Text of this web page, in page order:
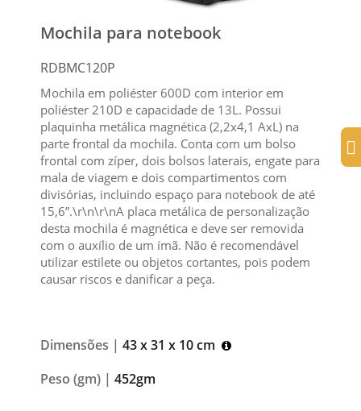
Mochila para notebook
RDBMC120P
Mochila em poliéster 600D com interior em
poliéster 210D e capacidade de 13L. Possui
plaquinha metálica magnética (2,2x4,1 AxL) na
parte frontal da mochila. Conta com um bolso
frontal com zíper, dois bolsos laterais, engate para
mala de viagem e dois compartimentos com
divisórias, incluindo espaço para notebook de até
15,6”.\r\n\r\nA placa metálica de personalização
desta mochila é magnética e deve ser removida
com o auxílio de um ímã. Não é recomendável
utilizar estilete ou objetos cortantes, pois podem
causar riscos e danificar a peça.
Dimensões | 43 x 31 x 10 cm
Peso (gm) | 452gm